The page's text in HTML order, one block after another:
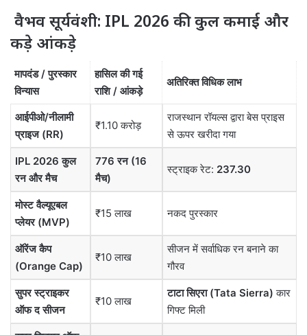
वैभव सूर्यवंशी: IPL 2026 की कुल कमाई और
कड़े आंकड़े
मापदंड / पुरस्कार
विन्यास
हासिल की गई
राशि / आंकड़े
अतिरिक्त विधिक लाभ
आईपीओ/नीलामी
प्राइज (RR)
₹1.10 करोड़
राजस्थान रॉयल्स द्वारा बेस प्राइस
से ऊपर खरीदा गया
IPL 2026 कुल
रन और मैच
776 रन (16
मैच)
स्ट्राइक रेट: 237.30
मोस्ट वैल्यूएबल
प्लेयर (MVP)
₹15 लाख नकद पुरस्कार
ऑरेंज कैप
(Orange Cap)
₹10 लाख
सीजन में सर्वाधिक रन बनाने का
गौरव
सुपर स्ट्राइकर
ऑफ द सीजन
₹10 लाख
टाटा सिएरा (Tata Sierra) कार
गिफ्ट मिली